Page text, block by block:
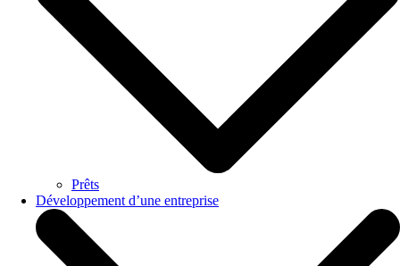
Prêts
Développement d’une entreprise